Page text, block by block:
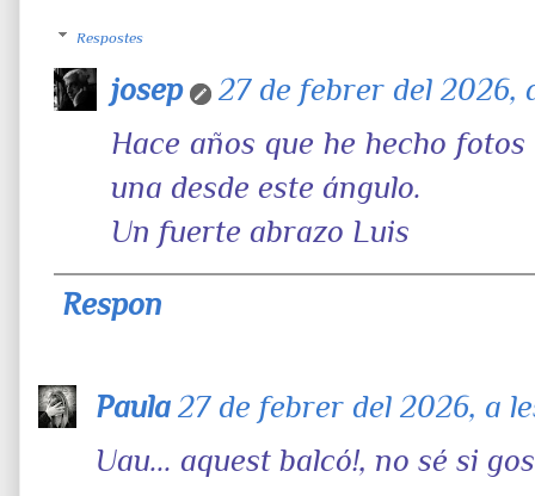
Respostes
josep
27 de febrer del 2026,
Hace años que he hecho
una desde este ángulo.
Un fuerte abrazo Luis
Respon
Paula 27 de febrer del 2026, a
Uau... aquest balcó!, no sé si